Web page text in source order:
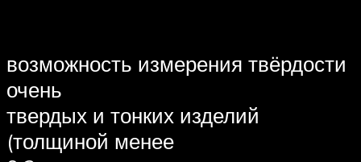
возможность измерения твёрдости
очень
твердых и тонких изделий
(толщиной менее